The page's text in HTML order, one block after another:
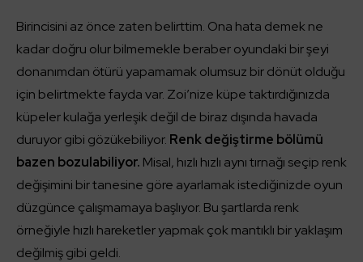
Birincisini az önce zaten belirttim. Ona hata demek ne
kadar doğru olur bilmemekle beraber oyundaki bir şeyi
donanımdan ötürü yapamamak olumsuz bir dönüt olduğu
için belirtmekte fayda var. Zoi’nize küpe taktırdığınızda
küpeler kulağa yerleşik değil de biraz dışında havada
duruyor gibi gözükebiliyor. Renk değiştirme bölümü
bazen bozulabiliyor. Misal, hızlı hızlı aynı tırnağı seçip renk
değişimini bir tanesine göre ayarlamak istediğinizde oyun
düzgünce çalışmamaya başlıyor. Bu şartlarda renk
örneğiyle hızlı hareketler yapmak çok mantıklı bir yaklaşım
değilmiş gibi geldi.